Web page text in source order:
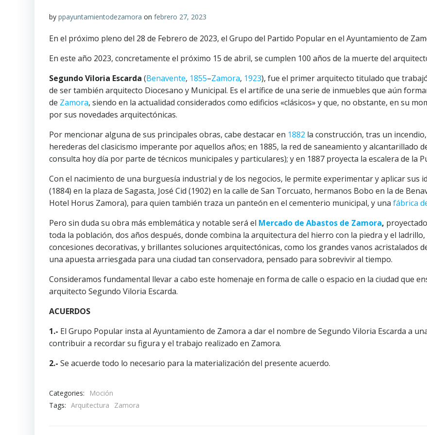
by ppayuntamientodezamora on febrero 27, 2023
En el próximo pleno del 28 de Febrero de 2023, el Grupo del Partido Popular en el Ayuntamiento de
En este año 2023, concretamente el próximo 15 de abril, se cumplen 100 años de la muerte del
Segundo Viloria Escarda (Benavente, 1855–Zamora, 1923), fue el primer arquitecto titulado que
de ser también arquitecto Diocesano y Municipal. Es el artífice de una serie de inmuebles que aún
de Zamora, siendo en la actualidad considerados como edificios «clásicos» y que, no obstante, en su
por sus novedades arquitectónicas.
Por mencionar alguna de sus principales obras, cabe destacar en 1882 la construcción, tras un
herederas del clasicismo imperante por aquellos años; en 1885, la red de saneamiento y alcantarillado
consulta hoy día por parte de técnicos municipales y particulares); y en 1887 proyecta la escalera de la
Con el nacimiento de una burguesía industrial y de los negocios, le permite experimentar y aplicar sus
(1884) en la plaza de Sagasta, José Cid (1902) en la calle de San Torcuato, hermanos Bobo en la de
Hotel Horus Zamora), para quien también traza un panteón en el cementerio municipal, y una fábrica
Pero sin duda su obra más emblemática y notable será el Mercado de Abastos de Zamora,
toda la población, dos años después, donde combina la arquitectura del hierro con la piedra y el
concesiones decorativas, y brillantes soluciones arquitectónicas, como los grandes vanos acristalados
una apuesta arriesgada para una ciudad tan conservadora, pensado para sobrevivir al tiempo.
Consideramos fundamental llevar a cabo este homenaje en forma de calle o espacio en la ciudad que
arquitecto Segundo Viloria Escarda.
ACUERDOS
1.- El Grupo Popular insta al Ayuntamiento de Zamora a dar el nombre de Segundo Viloria Escarda a
contribuir a recordar su figura y el trabajo realizado en Zamora.
2.- Se acuerde todo lo necesario para la materialización del presente acuerdo.
Categories:
Moción
Tags: Arquitectura Zamora